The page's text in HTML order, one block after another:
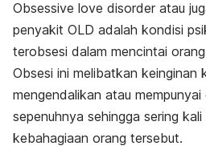
Obsessive love disorder atau
penyakit OLD adalah kondisi
terobsesi dalam mencintai
Obsesi ini melibatkan keinginan
mengendalikan atau
sepenuhnya sehingga sering
kebahagiaan orang tersebut.